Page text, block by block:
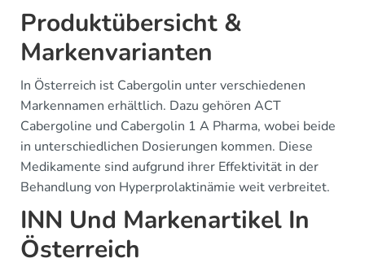
Produktübersicht &
Markenvarianten
In Österreich ist Cabergolin unter verschiedenen
Markennamen erhältlich. Dazu gehören ACT
Cabergoline und Cabergolin 1 A Pharma, wobei beide
in unterschiedlichen Dosierungen kommen. Diese
Medikamente sind aufgrund ihrer Effektivität in der
Behandlung von Hyperprolaktinämie weit verbreitet.
INN Und Markenartikel In
Österreich